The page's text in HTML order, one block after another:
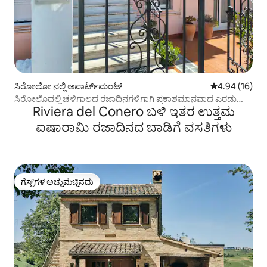
ಸಿರೋಲೋ ನಲ್ಲಿ ಅಪಾರ್ಟ್‌ಮಂಟ್ 5 ರಲ್ಲಿ 4.94
4.94 (16)
ಸಿರೋಲೊದಲ್ಲಿ ಚಳಿಗಾಲದ ರಜಾದಿನಗಳಿಗಾಗಿ ಪ್ರಕಾಶಮಾನವಾದ ಎರಡು
ಕೋಣೆಗಳ ಅಪಾರ್ಟ್‌ಮೆಂಟ್
Riviera del Conero ಬಳಿ ಇತರ ಉತ್ತಮ
ಐಷಾರಾಮಿ ರಜಾದಿನದ ಬಾಡಿಗೆ ವಸತಿಗಳು
ಗೆಸ್ಟ್‌ಗಳ ಅಚ್ಚುಮೆಚ್ಚಿನದು
ಗೆಸ್ಟ್‌ಗಳ ಅಚ್ಚುಮೆಚ್ಚಿನದು